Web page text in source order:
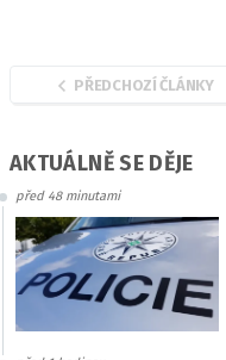
PŘEDCHOZÍ ČLÁNKY
AKTUÁLNĚ SE DĚJE
před 48 minutami